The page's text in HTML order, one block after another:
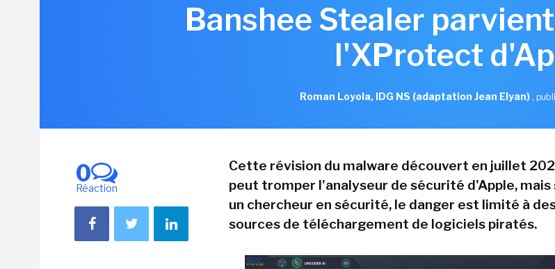
Banshee Stealer
l'XProtect
Roman Loyola, IDG NS (adaptation Jean Elyan),
0
Réaction
Cette révision du malware découvert en juillet
peut tromper l'analyseur de sécurité d'Apple, mais
un chercheur en sécurité, le danger est limité à
sources de téléchargement de logiciels piratés.